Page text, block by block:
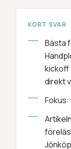
KORT SVAR
Bästa
kickoff
direkt